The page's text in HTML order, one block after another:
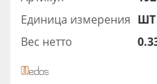
Единица измерения ШТ
Вес нетто